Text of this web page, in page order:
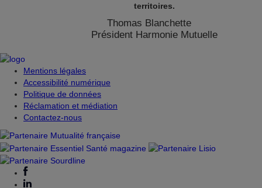
territoires.
Thomas Blanchette
Président Harmonie Mutuelle
Mentions légales
Accessibilité numérique
Politique de données
Réclamation et médiation
Contactez-nous